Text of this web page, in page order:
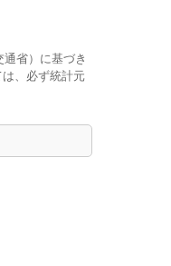
省）に基づき
、必ず統計元